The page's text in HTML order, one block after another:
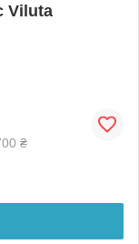
Viluta
₴